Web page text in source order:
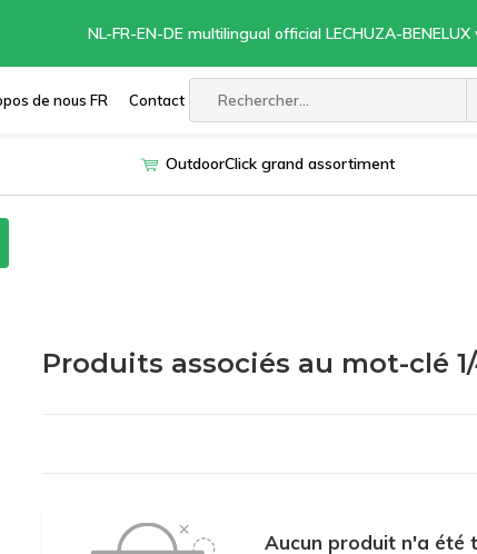
de nous FR Contact
NL-FR-EN-DE multilingual official LECHUZA-
OutdoorClick grand assortiment
Produits associés au mot-clé
Aucun produit n'a été